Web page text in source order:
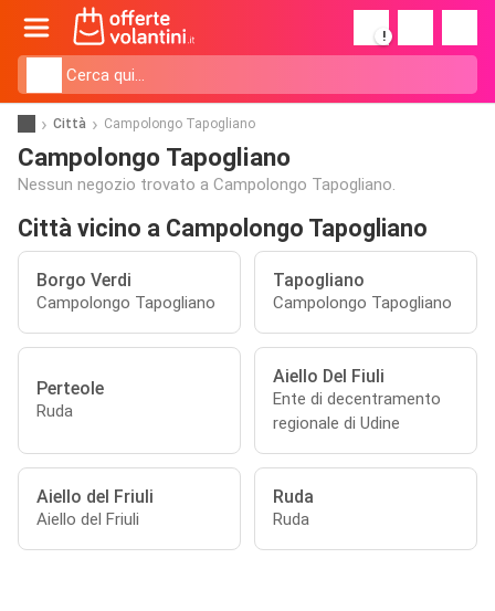
!
Città Campolongo Tapogliano
Campolongo Tapogliano
Nessun negozio trovato a Campolongo Tapogliano.
Città vicino a Campolongo Tapogliano
Borgo Verdi
Campolongo Tapogliano
Tapogliano
Campolongo Tapogliano
Perteole
Ruda
Aiello Del Fiuli
Ente di decentramento
regionale di Udine
Aiello del Friuli
Aiello del Friuli
Ruda
Ruda